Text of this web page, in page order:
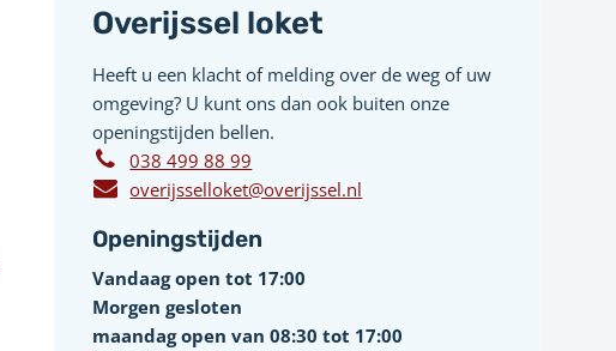
Overijssel loket
Heeft u een klacht of melding over de weg of uw
omgeving? U kunt ons dan ook buiten onze
openingstijden bellen.
038 499 88 99
overijsselloket@overijssel.nl
Openingstijden
Vandaag open tot 17:00
Morgen gesloten
maandag open van 08:30 tot 17:00